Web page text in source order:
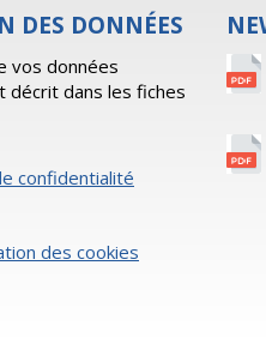
DES DONNÉES
vos données
décrit dans les fiches
confidentialité
des cookies